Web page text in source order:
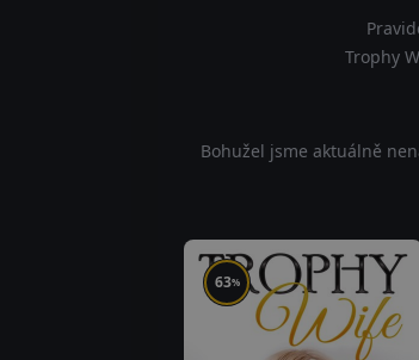
Trophy
Bohužel jsme aktuálně
63%